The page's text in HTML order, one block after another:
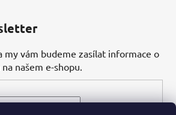
my vám budeme zasílat informace o
našem e-shopu.